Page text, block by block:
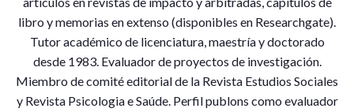
libro y memorias en extenso (disponibles en Researchgate).
Tutor académico de licenciatura, maestría y doctorado
desde 1983. Evaluador de proyectos de investigación.
Miembro de comité editorial de la Revista Estudios Sociales
y Revista Psicologia e Saúde. Perfil publons como evaluador